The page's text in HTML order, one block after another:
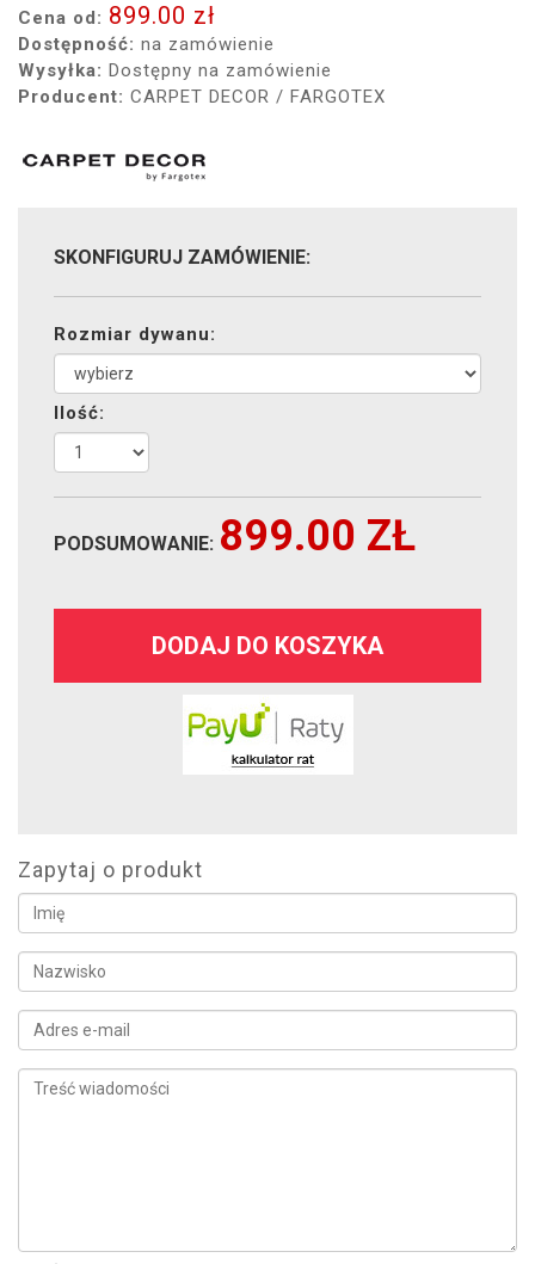
Cena od: 899.00 zł
Dostępność: na zamówienie
Wysyłka: Dostępny na zamówienie
Producent: CARPET DECOR / FARGOTEX
SKONFIGURUJ ZAMÓWIENIE:
Rozmiar dywanu:
Ilość:
PODSUMOWANIE: 899.00 ZŁ
DODAJ DO KOSZYKA
Zapytaj o produkt